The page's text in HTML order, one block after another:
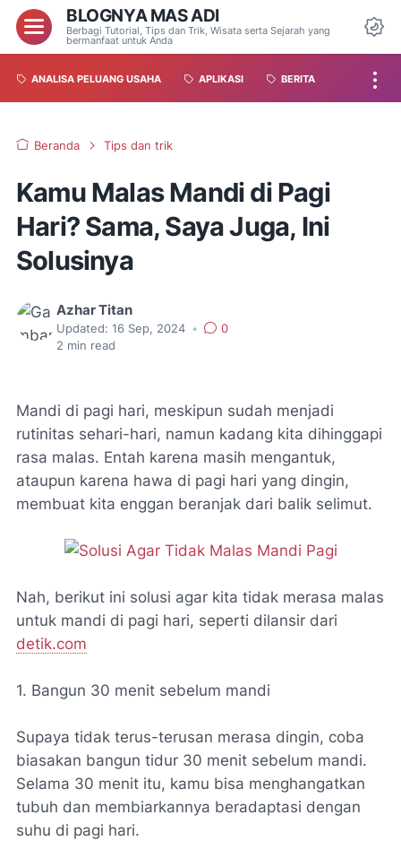
BLOGNYA MAS ADI
Berbagi Tutorial, Tips dan Trik, Wisata serta Sejarah yang
bermanfaat untuk Anda
ANALISA PELUANG USAHA APLIKASI BERITA
Beranda Tips dan trik
Kamu Malas Mandi di Pagi
Hari? Sama, Saya Juga, Ini
Solusinya
Azhar Titan
Updated: 16 Sep, 2024 •
0
2 min read
Mandi di pagi hari, meskipun sudah menjadi
rutinitas sehari-hari, namun kadang kita dihinggapi
rasa malas. Entah karena masih mengantuk,
ataupun karena hawa di pagi hari yang dingin,
membuat kita enggan beranjak dari balik selimut.
Nah, berikut ini solusi agar kita tidak merasa malas
untuk mandi di pagi hari, seperti dilansir dari
detik.com
1. Bangun 30 menit sebelum mandi
Supaya tidak terus-terusan merasa dingin, coba
biasakan bangun tidur 30 menit sebelum mandi.
Selama 30 menit itu, kamu bisa menghangatkan
tubuh dan membiarkannya beradaptasi dengan
suhu di pagi hari.